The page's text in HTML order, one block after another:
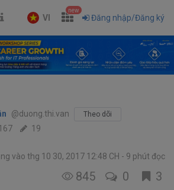
VI
new
Đăng nhập/Đăng ký
@duong.thi.van Theo dõi
167 19
vào thg 10 30, 2017 12:48 CH 9 phút đọc
845 0 3